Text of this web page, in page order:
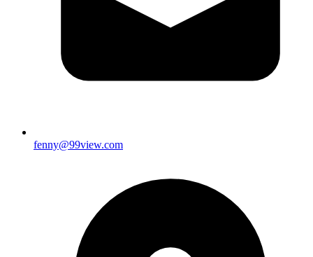
fenny@99view.com